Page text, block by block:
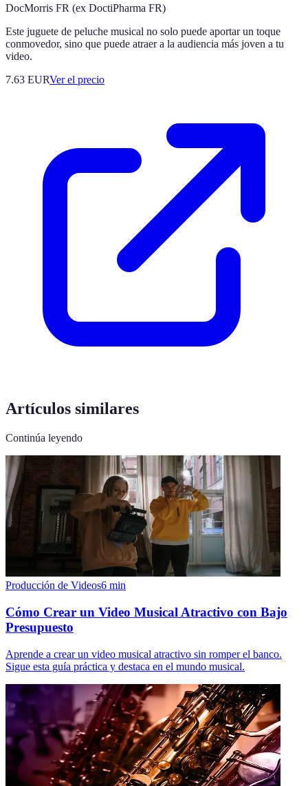
DocMorris FR (ex DoctiPharma FR)
Este juguete de peluche musical no solo puede aportar un toque
conmovedor, sino que puede atraer a la audiencia más joven a tu
video.
7.63 EURVer el precio
Artículos similares
Continúa leyendo
Producción de Videos6 min
Cómo Crear un Video Musical Atractivo con Bajo
Presupuesto
Aprende a crear un video musical atractivo sin romper el banco.
Sigue esta guía práctica y destaca en el mundo musical.